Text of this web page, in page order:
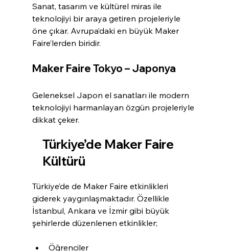
Sanat, tasarım ve kültürel miras ile
teknolojiyi bir araya getiren projeleriyle
öne çıkar. Avrupa’daki en büyük Maker
Faire’lerden biridir.
Maker Faire Tokyo – Japonya
Geleneksel Japon el sanatları ile modern
teknolojiyi harmanlayan özgün projeleriyle
dikkat çeker.
Türkiye’de Maker Faire
Kültürü
Türkiye’de de Maker Faire etkinlikleri
giderek yaygınlaşmaktadır. Özellikle
İstanbul, Ankara ve İzmir gibi büyük
şehirlerde düzenlenen etkinlikler;
Öğrenciler